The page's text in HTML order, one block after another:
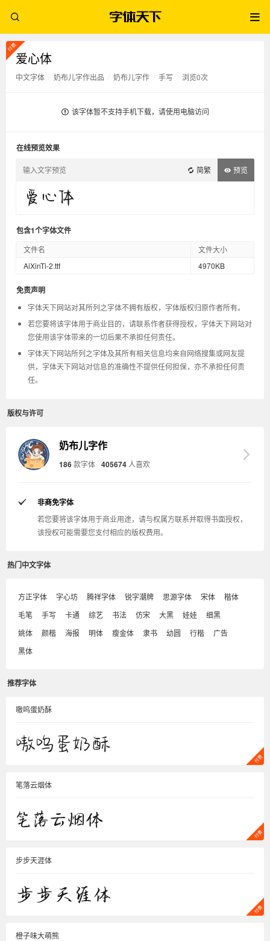
爱心体
中文字体 奶布儿字作出品 奶布儿字作 手写 浏览0次
该字体暂不支持手机下载，请使用电脑访问
在线预览效果
简繁 预览
包含1个字体文件
文件名
文件大小
AiXinTi-2.ttf
4970KB
免责声明
字体天下网站对其所列之字体不拥有版权，字体版权归原作者所有。
若您要将该字体用于商业目的，请联系作者获得授权，字体天下网站对
您使用该字体带来的一切后果不承担任何责任。
字体天下网站所列之字体及其所有相关信息均来自网络搜集或网友提
供，字体天下网站对信息的准确性不提供任何担保，亦不承担任何责
任。
版权与许可
奶布儿字作
186款字体 405674 人喜欢
非商免字体
若您要将该字体用于商业用途，请与权属方联系并取得书面授权，
该授权可能需要您支付相应的版权费用。
热门中文字体
方正字体 字心坊 腾祥字体 锐字潮牌 思源字体 宋体
楷体
毛笔
手写 卡通 综艺 书法 仿宋 大黑 娃娃
细黑
姚体
颜楷 海报 明体 瘦金体 隶书 幼圆 行楷
广告
黑体
推荐字体
嗷呜蛋奶酥
笔落云烟体
步步天涯体
橙子味大萌熊